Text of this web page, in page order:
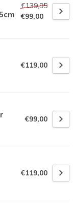
€139,95
€99,00
€119,00
€99,00
€119,00